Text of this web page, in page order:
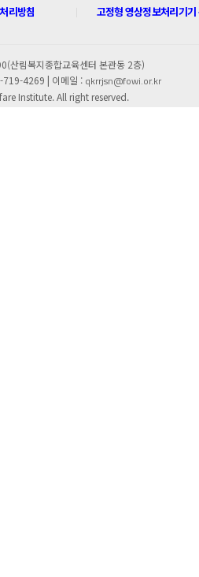
리방침 고정형 영상정보처리기기
산림복지종합교육센터 본관동 2층)
719-4269 | 이메일 : qkrrjsn@fowi.or.kr
Institute. All right reserved.